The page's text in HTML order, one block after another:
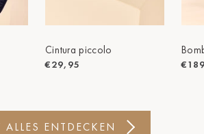
Cintura piccolo
€29,95
ALLES ENTDECKEN